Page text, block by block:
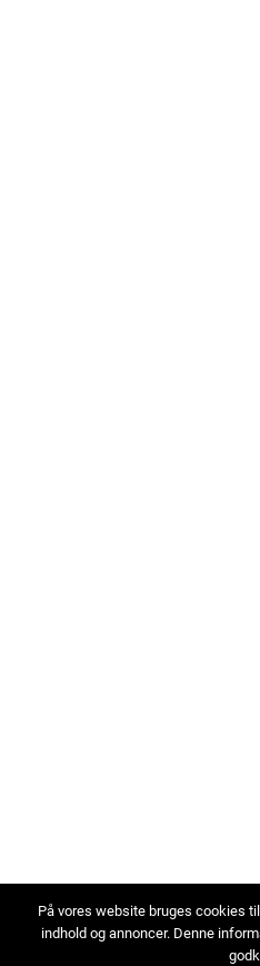
På vores website bruges cookies
indhold og annoncer. Denne